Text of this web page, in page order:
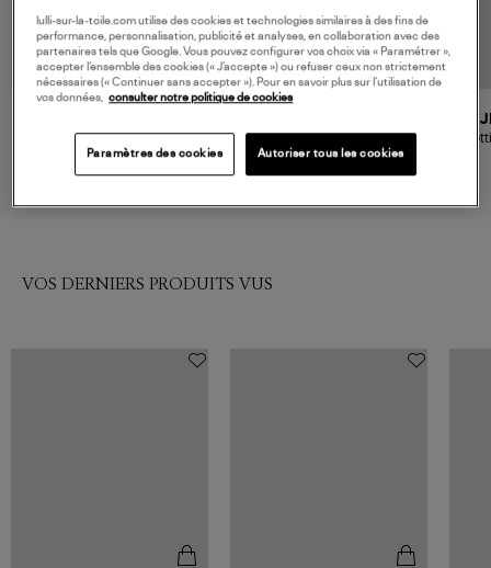
460,00 €
Bottines Boye 70 Cuir Mat Noir
NOUVELLE COLLECTION
365,00 €
Bottines Jonas Black
VOS DERNIERS PRODUITS VUS
lulli-sur-la-toile.com utilise des cookies et technologies similaires à des fins de
performance, personnalisation, publicité et analyses, en collaboration avec des
partenaires tels que Google. Vous pouvez configurer vos choix via « Paramétrer »,
accepter l’ensemble des cookies (« J’accepte ») ou refuser ceux non strictement
nécessaires (« Continuer sans accepter »). Pour en savoir plus sur l’utilisation de
vos données, consulter notre politique de cookies
Paramètres des cookies Autoriser tous les cookies